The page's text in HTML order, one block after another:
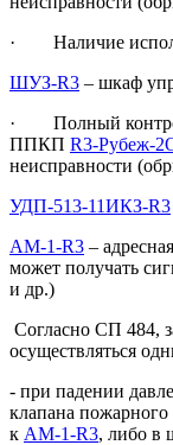
· Наличие
ШУЗ-R3 – шкаф
· Полный
ППКП R3-Рубеж-
неисправности
УДП-513-11ИКЗ-R3
АМ-1-R3 –
может получать
и др.)
Согласно СП 484,
осуществляться
- при падении
клапана
к АМ-1-R3, либо в